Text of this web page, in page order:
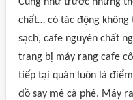
chất… có tác động
sạch, cafe nguyên chất
trang bị máy rang cafe
tiếp tại quán luôn là
đồ say mê cà phê. Máy